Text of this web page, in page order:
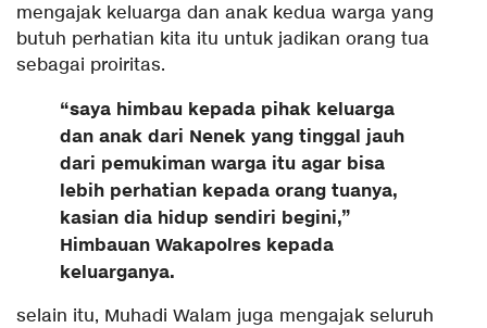
mengajak keluarga dan anak kedua warga yang
butuh perhatian kita itu untuk jadikan orang tua
sebagai proiritas.
“saya himbau kepada pihak keluarga
dan anak dari Nenek yang tinggal jauh
dari pemukiman warga itu agar bisa
lebih perhatian kepada orang tuanya,
kasian dia hidup sendiri begini,”
Himbauan Wakapolres kepada
keluarganya.
selain itu, Muhadi Walam juga mengajak seluruh